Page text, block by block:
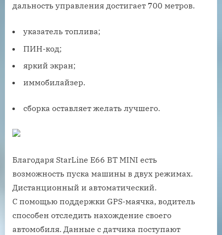
дальность управления достигает 700 метров.
указатель топлива;
ПИН-код;
яркий экран;
иммобилайзер.
сборка оставляет желать лучшего.
Благодаря StarLine E66 BT MINI есть
возможность пуска машины в двух режимах.
Дистанционный и автоматический.
С помощью поддержки GPS-маячка, водитель
способен отследить нахождение своего
автомобиля. Данные с датчика поступают